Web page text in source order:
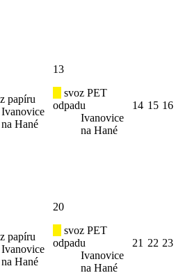
papíru
Ivanovice
na Hané
13
svoz PET
odpadu
Ivanovice
na Hané
14 15 16
papíru
Ivanovice
na Hané
20
svoz PET
odpadu
Ivanovice
na Hané
21 22 23